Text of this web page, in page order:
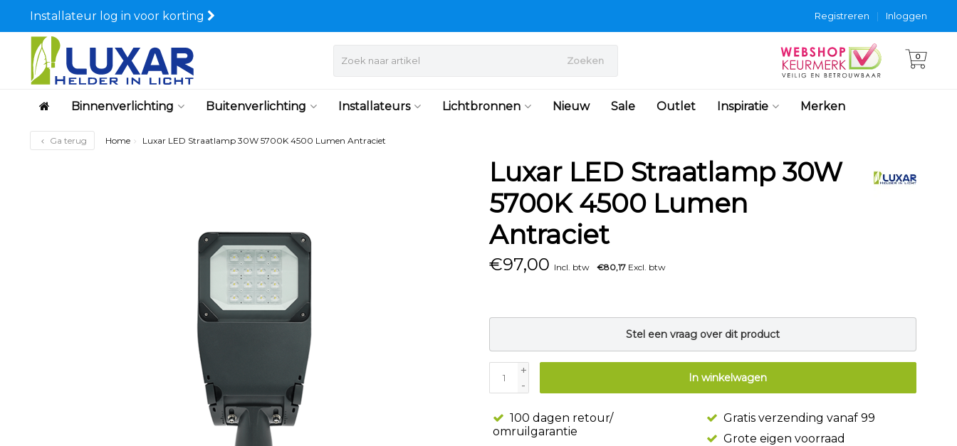
Installateur log in voor korting Inloggen
|
Registreren
Zoeken 0
Binnenverlichting Buitenverlichting Installateurs Lichtbronnen Nieuw Sale Outlet Inspiratie Merken
Ga terug Home Luxar LED Straatlamp 30W 5700K 4500 Lumen Antraciet
Luxar LED Straatlamp 30W
5700K 4500 Lumen
Antraciet
€97,00 Incl. btw €80,17 Excl. btw
Stel een vraag over dit product
+
-
In winkelwagen
100 dagen retour/
omruilgarantie
Gratis verzending vanaf 99
Grote eigen voorraad